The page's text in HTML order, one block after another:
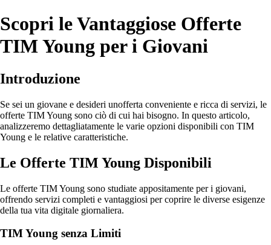
Scopri le Vantaggiose Offerte
TIM Young per i Giovani
Introduzione
Se sei un giovane e desideri unofferta conveniente e ricca di servizi, le
offerte TIM Young sono ciò di cui hai bisogno. In questo articolo,
analizzeremo dettagliatamente le varie opzioni disponibili con TIM
Young e le relative caratteristiche.
Le Offerte TIM Young Disponibili
Le offerte TIM Young sono studiate appositamente per i giovani,
offrendo servizi completi e vantaggiosi per coprire le diverse esigenze
della tua vita digitale giornaliera.
TIM Young senza Limiti